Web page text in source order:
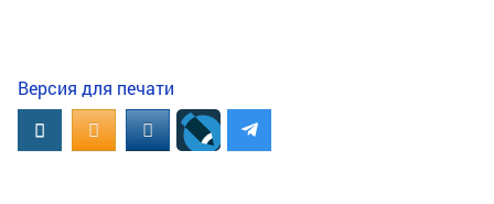
Версия для печати
ВконтактеOK.RUMAIL.RU